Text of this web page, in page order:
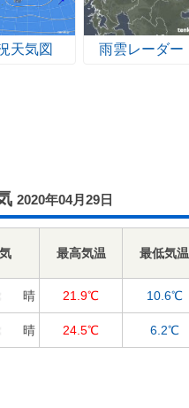
天気図 雨雲レーダー
2020年04月29日
最高気温 最低気温
晴 21.9℃ 10.6℃
晴 24.5℃ 6.2℃